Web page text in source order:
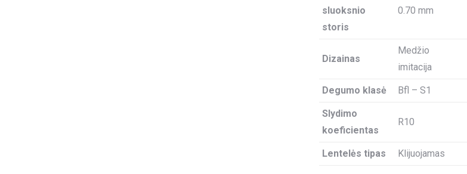
sluoksnio
storis
0.70 mm
Dizainas
Medžio
imitacija
Degumo klasė Bfl – S1
Slydimo
koeficientas
R10
Lentelės tipas Klijuojamas